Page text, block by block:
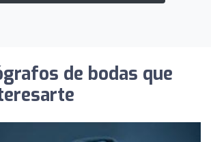
de bodas que